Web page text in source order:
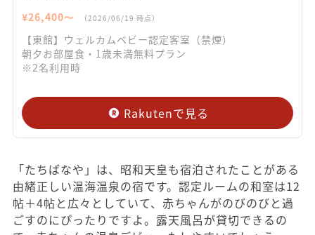
¥26,400〜 （2026/06/19 時点）
【東館】ウェルカムベビー認定客室（禁煙）
朝夕お部屋食・1歳未満無料プラン
※2名利用時
Rakutenで見る
「たちばなや」は、昭和天皇も宿泊されたことがある
由緒正しい温海温泉の宿です。認定ルームの和室は12
帖＋4帖と広々としていて、赤ちゃんがのびのびと過
ごすのにぴったりですよ。露天風呂が貸切できるの